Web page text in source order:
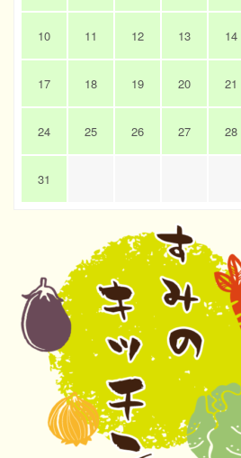
10 11 12 13 14
17 18 19 20 21
24 25 26 27 28
31